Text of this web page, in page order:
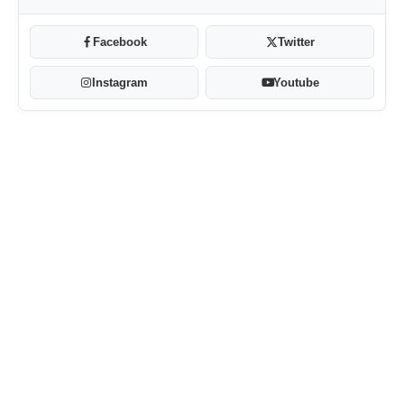
Facebook Twitter
Instagram Youtube